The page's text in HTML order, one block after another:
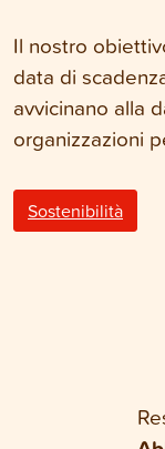
Il nostro
data di
avvicinano alla
organizzazioni
Sostenibilità